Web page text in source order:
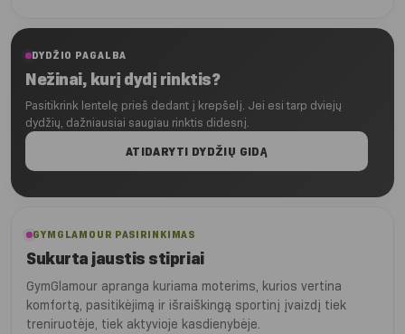
DYDŽIO PAGALBA
Nežinai, kurį dydį rinktis?
Pasitikrink lentelę prieš dedant į krepšelį. Jei esi tarp dviejų
dydžių, dažniausiai saugiau rinktis didesnį.
ATIDARYTI DYDŽIŲ GIDĄ
GYMGLAMOUR PASIRINKIMAS
Sukurta jaustis stipriai
GymGlamour apranga kuriama moterims, kurios vertina
komfortą, pasitikėjimą ir išraiškingą sportinį įvaizdį tiek
treniruotėje, tiek aktyvioje kasdienybėje.